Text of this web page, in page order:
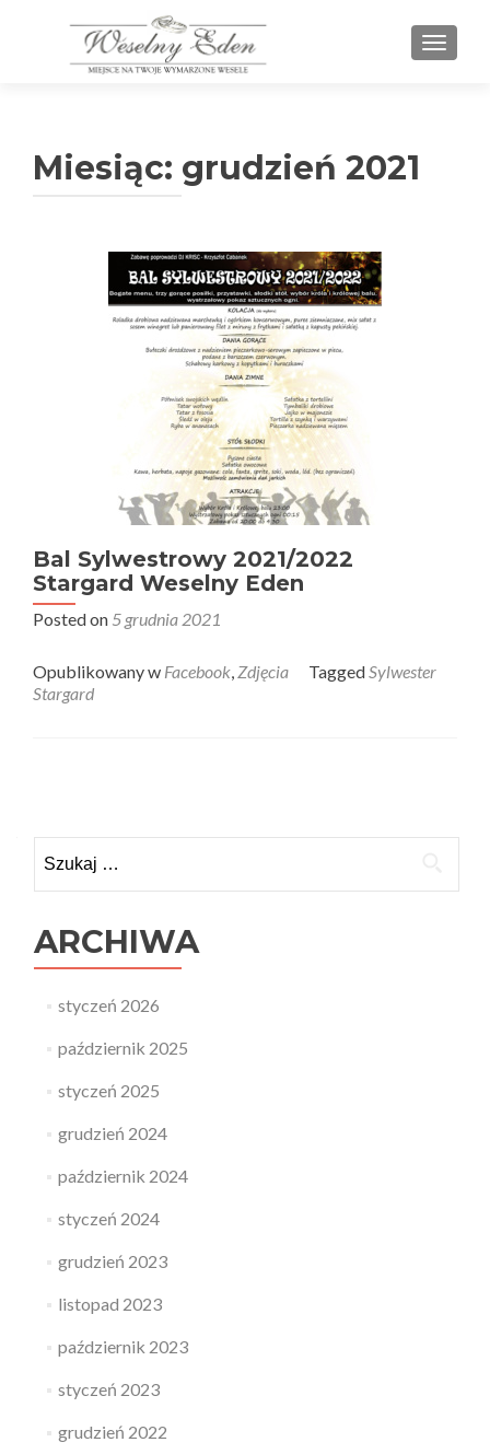
Miesiąc: grudzień 2021
Bal Sylwestrowy 2021/2022
Stargard Weselny Eden
Posted on 5 grudnia 2021
Opublikowany w Facebook, Zdjęcia TaggedSylwester
Stargard
po
wpisach
ARCHIWA
styczeń 2026
październik 2025
styczeń 2025
grudzień 2024
październik 2024
styczeń 2024
grudzień 2023
listopad 2023
październik 2023
styczeń 2023
grudzień 2022